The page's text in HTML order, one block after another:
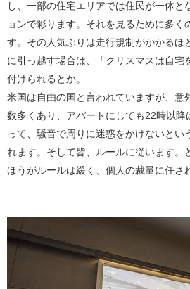
し、一部の住宅エリアでは住民が一体と
ョンで彩ります。それを見るために多く
す。その人気ぶりは走行規制がかかるほ
に引っ越す場合は、「クリスマスは自宅
付けられるとか。
米国は自由の国と言われていますが、意
数多くあり、アパートにしても22時以降
って、騒音で周りに迷惑をかけないとい
れます。そして皆、ルールに従います。
ほうがルールは緩く、個人の裁量に任さ